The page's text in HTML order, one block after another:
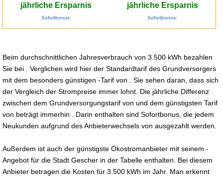
jährliche Ersparnis
Sofortbonus:
jährliche Ersparnis
Sofortbonus:
Beim durchschnittlichen Jahresverbrauch von 3.500 kWh bezahlen
Sie bei . Verglichen wird hier der Standardtarif des Grundversorgers
mit dem besonders günstigen -Tarif von . Sie sehen daran, dass sich
der Vergleich der Strompreise immer lohnt. Die jährliche Differenz
zwischen dem Grundversorgungstarif von und dem günstigsten Tarif
von beträgt immerhin . Darin enthalten sind Sofortbonus, die jedem
Neukunden aufgrund des Anbieterwechsels von ausgezahlt werden.
Außerdem ist auch der günstigste Ökostromanbieter mit seinem -
Angebot für die Stadt Gescher in der Tabelle enthalten. Bei diesem
Anbieter betragen die Kosten für 3.500 kWh im Jahr. Man erkennt